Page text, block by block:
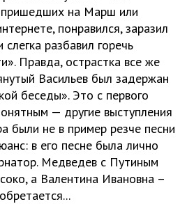
пришедших на Марш или
понравился, заразил
разбавил горечь
Правда, острастка все же
Васильев был задержан
беседы». Это с первого
— другие выступления
были не в пример резче песни
в его песне была лично
Медведев с Путиным
а Валентина Ивановна –